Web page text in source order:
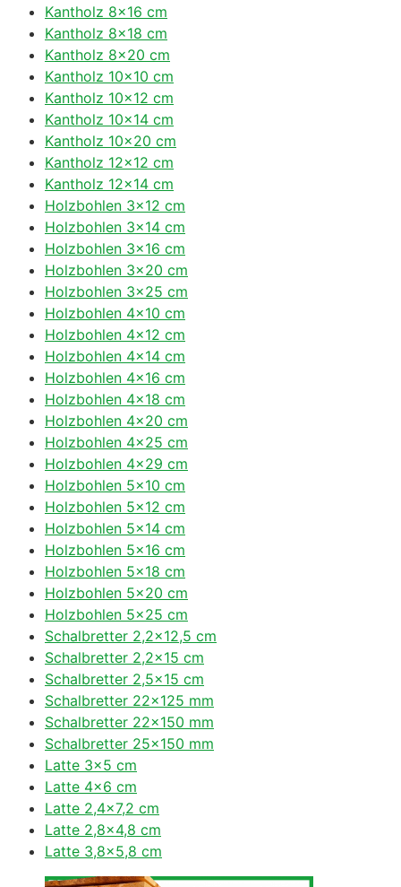
Kantholz 8×16 cm
Kantholz 8×18 cm
Kantholz 8×20 cm
Kantholz 10×10 cm
Kantholz 10×12 cm
Kantholz 10×14 cm
Kantholz 10×20 cm
Kantholz 12×12 cm
Kantholz 12×14 cm
Holzbohlen 3×12 cm
Holzbohlen 3×14 cm
Holzbohlen 3×16 cm
Holzbohlen 3×20 cm
Holzbohlen 3×25 cm
Holzbohlen 4×10 cm
Holzbohlen 4×12 cm
Holzbohlen 4×14 cm
Holzbohlen 4×16 cm
Holzbohlen 4×18 cm
Holzbohlen 4×20 cm
Holzbohlen 4×25 cm
Holzbohlen 4×29 cm
Holzbohlen 5×10 cm
Holzbohlen 5×12 cm
Holzbohlen 5×14 cm
Holzbohlen 5×16 cm
Holzbohlen 5×18 cm
Holzbohlen 5×20 cm
Holzbohlen 5×25 cm
Schalbretter 2,2×12,5 cm
Schalbretter 2,2×15 cm
Schalbretter 2,5×15 cm
Schalbretter 22×125 mm
Schalbretter 22×150 mm
Schalbretter 25×150 mm
Latte 3×5 cm
Latte 4×6 cm
Latte 2,4×7,2 cm
Latte 2,8×4,8 cm
Latte 3,8×5,8 cm